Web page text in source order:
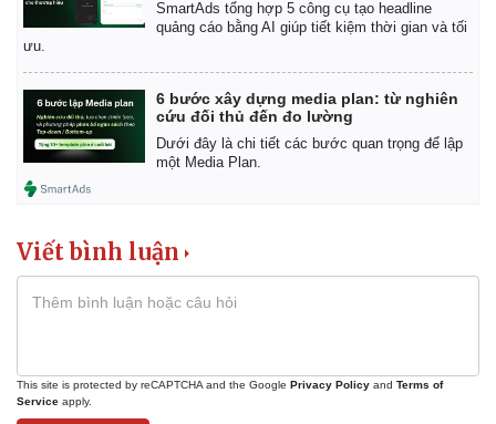
SmartAds tổng hợp 5 công cụ tạo headline
quảng cáo bằng AI giúp tiết kiệm thời gian và tối
ưu.
6 bước xây dựng media plan: từ nghiên
cứu đối thủ đến đo lường
Dưới đây là chi tiết các bước quan trọng để lập
một Media Plan.
Viết bình luận
This site is protected by reCAPTCHA and the Google Privacy Policy and Terms of
Service apply.